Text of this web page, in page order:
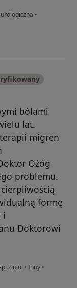
•
bólami
lat.
terapii migren
Ożóg
problemu.
formę
i
Doktorowi
z o.o. • Inny •